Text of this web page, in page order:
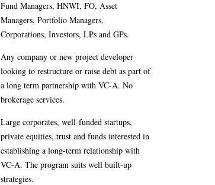
Fund Managers, HNWI, FO, Asset
Managers, Portfolio Managers,
Corporations, Investors, LPs and GPs.
Any company or new project developer
looking to restructure or raise debt as part of
a long term partnership with VC-A. No
brokerage services.
Large corporates, well-funded startups,
private equities, trust and funds interested in
establishing a long-term relationship with
VC-A. The program suits well built-up
strategies.